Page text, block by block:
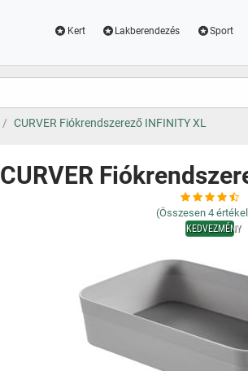
Kert Lakberendezés Sport
CURVER Fiókrendszerező INFINITY XL
CURVER
(Összesen 4
KEDVEZMÉNY